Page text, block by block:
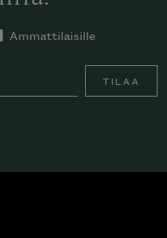
Ammattilaisille
TILAA